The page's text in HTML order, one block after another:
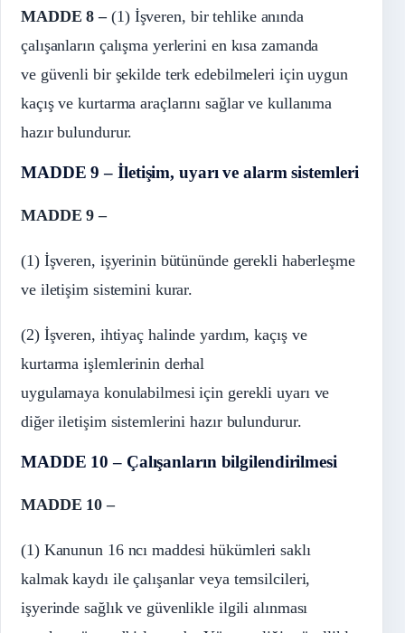
MADDE 8 –(1) İşveren, bir tehlike anında
çalışanların çalışma yerlerini en kısa zamanda
ve güvenli bir şekilde terk edebilmeleri için uygun
kaçış ve kurtarma araçlarını sağlar ve kullanıma
hazır bulundurur.
MADDE 9 – İletişim, uyarı ve alarm sistemleri
MADDE 9 –
(1) İşveren, işyerinin bütününde gerekli haberleşme
ve iletişim sistemini kurar.
(2) İşveren, ihtiyaç halinde yardım, kaçış ve
kurtarma işlemlerinin derhal
uygulamaya konulabilmesi için gerekli uyarı ve
diğer iletişim sistemlerini hazır bulundurur.
MADDE 10 – Çalışanların bilgilendirilmesi
MADDE 10 –
(1) Kanunun 16 ncı maddesi hükümleri saklı
kalmak kaydı ile çalışanlar veya temsilcileri,
işyerinde sağlık ve güvenlikle ilgili alınması